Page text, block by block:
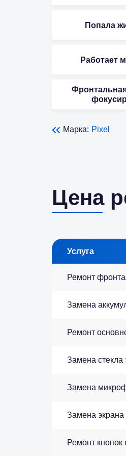
Попала
Работает
Марка: Pixel
Цена
Услуга
Ремонт
Замена
Ремонт
Замена стекла
Замена
Замена
Ремонт кнопок